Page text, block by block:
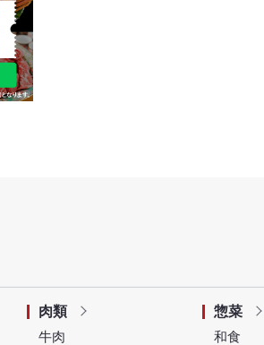
肉類
牛肉
惣菜
和食